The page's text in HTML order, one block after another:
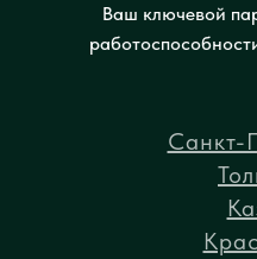
Ваш ключевой
Санкт-